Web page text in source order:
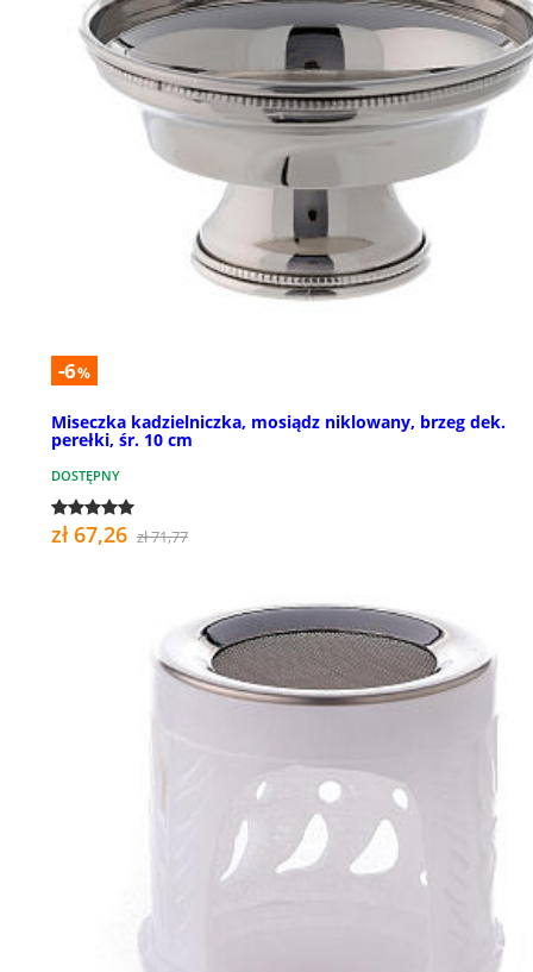
-6%
Miseczka kadzielniczka, mosiądz niklowany, brzeg dek.
perełki, śr. 10 cm
DOSTĘPNY
zł 67,26 zł 71,77